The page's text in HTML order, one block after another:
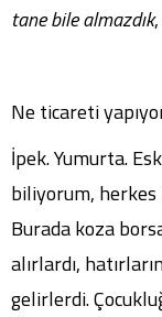
tane bile almazdık
Ne ticareti
İpek. Yumurta.
biliyorum, herkes
Burada koza
alırlardı,
gelirlerdi.